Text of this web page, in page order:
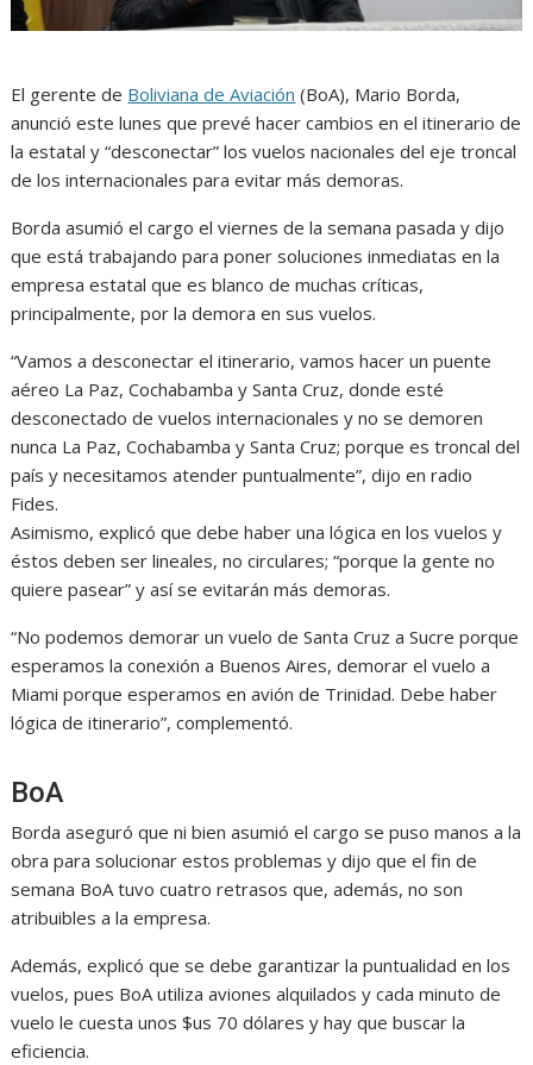
El gerente de Boliviana de Aviación (BoA), Mario Borda,
anunció este lunes que prevé hacer cambios en el itinerario de
la estatal y “desconectar” los vuelos nacionales del eje troncal
de los internacionales para evitar más demoras.
Borda asumió el cargo el viernes de la semana pasada y dijo
que está trabajando para poner soluciones inmediatas en la
empresa estatal que es blanco de muchas críticas,
principalmente, por la demora en sus vuelos.
“Vamos a desconectar el itinerario, vamos hacer un puente
aéreo La Paz, Cochabamba y Santa Cruz, donde esté
desconectado de vuelos internacionales y no se demoren
nunca La Paz, Cochabamba y Santa Cruz; porque es troncal del
país y necesitamos atender puntualmente”, dijo en radio
Fides.
Asimismo, explicó que debe haber una lógica en los vuelos y
éstos deben ser lineales, no circulares; “porque la gente no
quiere pasear” y así se evitarán más demoras.
“No podemos demorar un vuelo de Santa Cruz a Sucre porque
esperamos la conexión a Buenos Aires, demorar el vuelo a
Miami porque esperamos en avión de Trinidad. Debe haber
lógica de itinerario”, complementó.
BoA
Borda aseguró que ni bien asumió el cargo se puso manos a la
obra para solucionar estos problemas y dijo que el fin de
semana BoA tuvo cuatro retrasos que, además, no son
atribuibles a la empresa.
Además, explicó que se debe garantizar la puntualidad en los
vuelos, pues BoA utiliza aviones alquilados y cada minuto de
vuelo le cuesta unos $us 70 dólares y hay que buscar la
eficiencia.